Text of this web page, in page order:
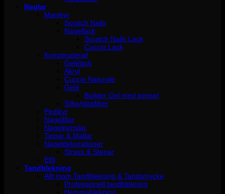
Naglar
Manikyr
Scratch Nails
Nagellack
Scratch Nails Lack
Cuccio Lack
Konstmaterial
Gelélack
Akryl
Cuccio Naturale
Gelé
Builder Gel med pensel
Silke/glasfiber
Pedikyr
Nagelfilar
Nagelpenslar
Tippar & Mallar
Nageldekorationer
Strass & Stenar
Elfil
Tandblekning
Allt inom Tandblekning & Tandsmycke
Professionell tandblekning
Hemmablekning